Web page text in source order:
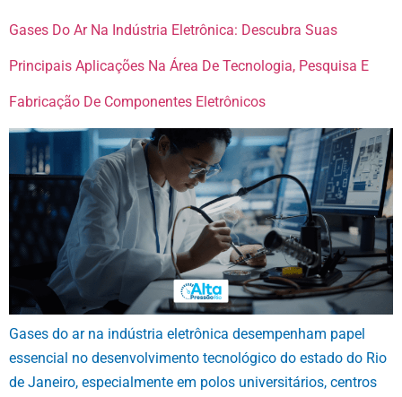
Gases Do Ar Na Indústria Eletrônica: Descubra Suas
Principais Aplicações Na Área De Tecnologia, Pesquisa E
Fabricação De Componentes Eletrônicos
Gases do ar na indústria eletrônica desempenham papel
essencial no desenvolvimento tecnológico do estado do Rio
de Janeiro, especialmente em polos universitários, centros